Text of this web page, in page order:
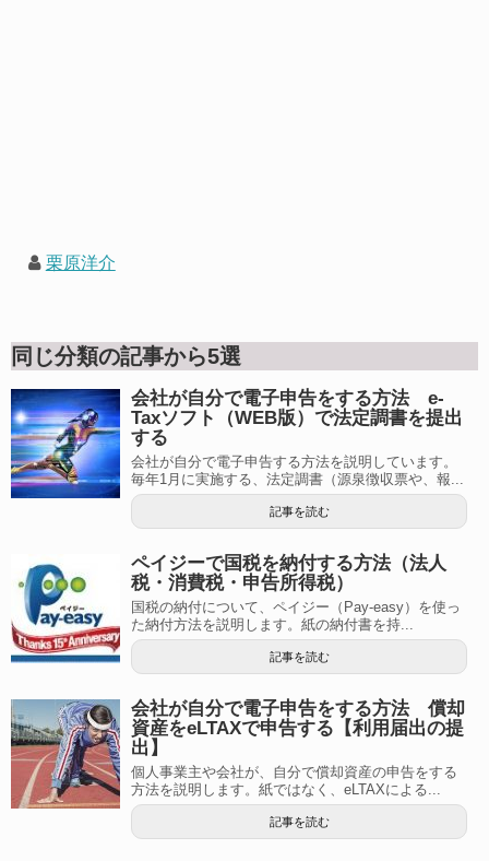
栗原洋介
同じ分類の記事から5選
会社が自分で電子申告をする方法 e-
Taxソフト（WEB版）で法定調書を提出
する
会社が自分で電子申告する方法を説明しています。
毎年1月に実施する、法定調書（源泉徴収票や、報...
記事を読む
ペイジーで国税を納付する方法（法人
税・消費税・申告所得税）
国税の納付について、ペイジー（Pay-easy）を使っ
た納付方法を説明します。紙の納付書を持...
記事を読む
会社が自分で電子申告をする方法 償却
資産をeLTAXで申告する【利用届出の提
出】
個人事業主や会社が、自分で償却資産の申告をする
方法を説明します。紙ではなく、eLTAXによる...
記事を読む